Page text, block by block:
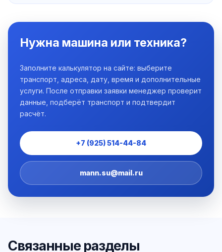
Нужна машина или техника?
Заполните калькулятор на сайте: выберите
транспорт, адреса, дату, время и дополнительные
услуги. После отправки заявки менеджер проверит
данные, подберёт транспорт и подтвердит
расчёт.
+7 (925) 514-44-84
mann.su@mail.ru
Связанные разделы